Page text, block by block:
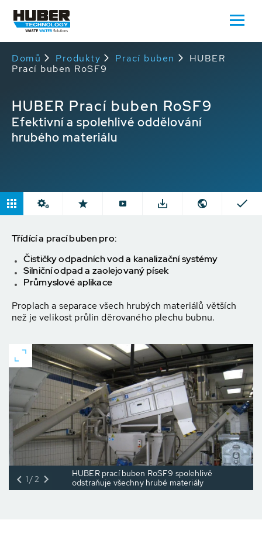
Domů Produkty Prací buben
HUBER
Prací buben RoSF9
HUBER Prací buben RoSF9
Efektivní a spolehlivé oddělování
hrubého materiálu
Třídící a prací buben pro:
Čističky odpadních vod a kanalizační systémy
Silniční odpad a zaolejovaný písek
Průmyslové aplikace
Proplach a separace všech hrubých materiálů větších
než je velikost průlin děrovaného plechu bubnu.
HUBER prací buben RoSF9 spolehlivě
odstraňuje všechny hrubé materiály
1/2